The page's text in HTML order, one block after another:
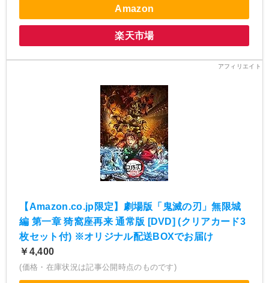
Amazon
楽天市場
【Amazon.co.jp限定】劇場版「鬼滅の刃」無限城
編 第一章 猗窩座再来 通常版 [DVD] (クリアカード3
枚セット付) ※オリジナル配送BOXでお届け
￥4,400
(価格・在庫状況は記事公開時点のものです)